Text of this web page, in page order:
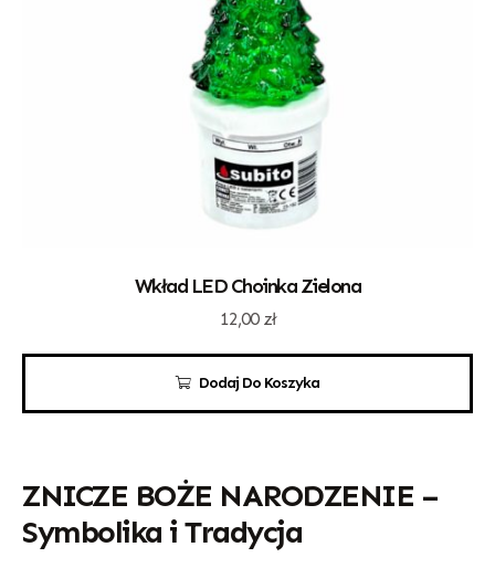
Dodaj Do Koszyka
Wkład LED Choinka Zielona
12,00 zł
ZNICZE BOŻE NARODZENIE –
Symbolika i Tradycja